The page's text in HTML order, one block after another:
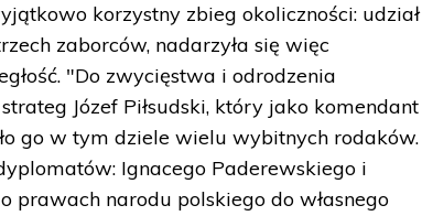
korzystny zbieg okoliczności: udział
zaborców, nadarzyła się więc
"Do zwycięstwa i odrodzenia
Józef Piłsudski, który jako komendant
go w tym dziele wielu wybitnych rodaków.
Ignacego Paderewskiego i
prawach narodu polskiego do własnego